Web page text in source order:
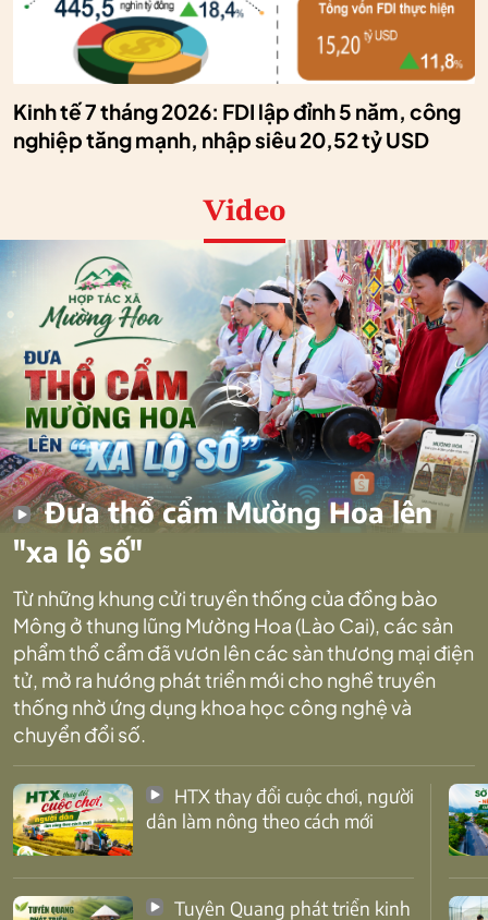
Kinh tế 7 tháng 2026: FDI lập đỉnh 5 năm, công
nghiệp tăng mạnh, nhập siêu 20,52 tỷ USD
Video
Đưa thổ cẩm Mường Hoa lên
"xa lộ số"
Từ những khung cửi truyền thống của đồng bào
Mông ở thung lũng Mường Hoa (Lào Cai), các sản
phẩm thổ cẩm đã vươn lên các sàn thương mại điện
tử, mở ra hướng phát triển mới cho nghề truyền
thống nhờ ứng dụng khoa học công nghệ và
chuyển đổi số.
dân làm nông theo cách mới